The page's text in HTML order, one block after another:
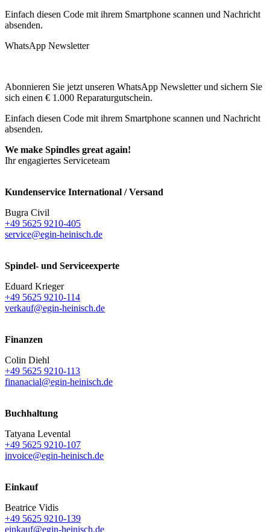
Einfach diesen Code mit ihrem Smartphone scannen und Nachricht
absenden.
WhatsApp Newsletter
Abonnieren Sie jetzt unseren WhatsApp Newsletter und sichern Sie
sich einen € 1.000 Reparaturgutschein.
Einfach diesen Code mit ihrem Smartphone scannen und Nachricht
absenden.
We make Spindles great again!
Ihr engagiertes Serviceteam
Kundenservice International / Versand
Bugra Civil
+49 5625 9210-405
service@egin-heinisch.de
Spindel- und Serviceexperte
Eduard Krieger
+49 5625 9210-114
verkauf@egin-heinisch.de
Finanzen
Colin Diehl
+49 5625 9210-113
finanacial@egin-heinisch.de
Buchhaltung
Tatyana Levental
+49 5625 9210-107
invoice@egin-heinisch.de
Einkauf
Beatrice Vidis
+49 5625 9210-139
einkauf@egin-heinisch.de